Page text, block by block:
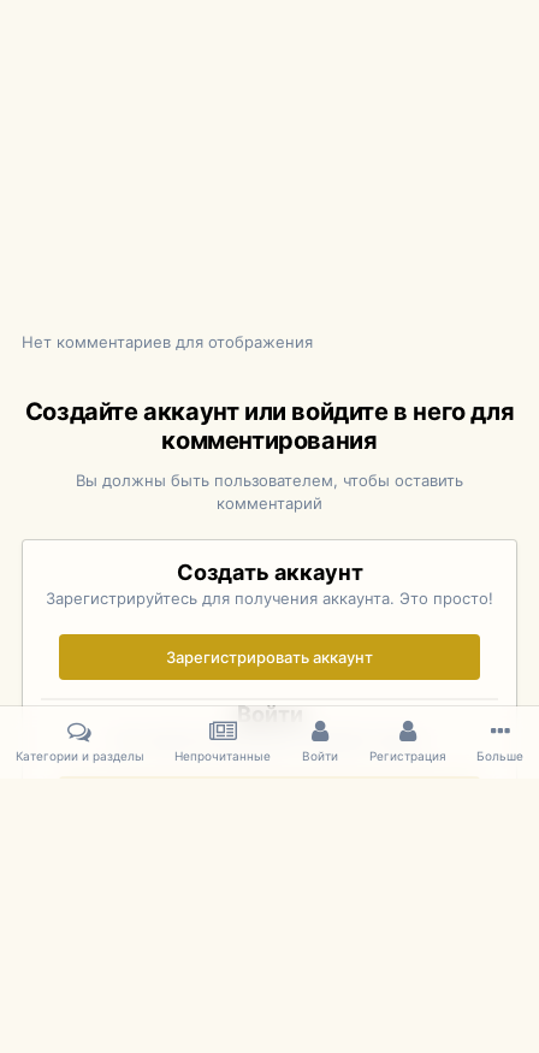
Нет комментариев для отображения
Создайте аккаунт или войдите в него для
комментирования
Вы должны быть пользователем, чтобы оставить
комментарий
Создать аккаунт
Зарегистрируйтесь для получения аккаунта. Это просто!
Зарегистрировать аккаунт
Войти
Уже зарегистрированы? Войдите здесь.
Категории и разделы Непрочитанные Войти Регистрация Больше